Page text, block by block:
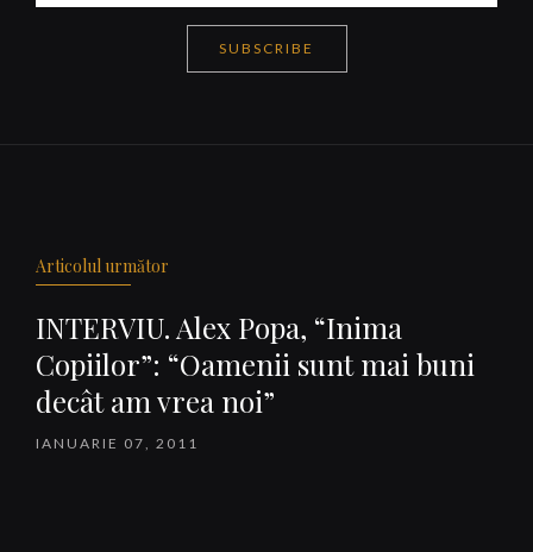
SUBSCRIBE
Articolul următor
INTERVIU. Alex Popa, “Inima
Copiilor”: “Oamenii sunt mai buni
decât am vrea noi”
IANUARIE 07, 2011